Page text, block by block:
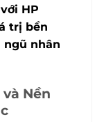
HP
trị bền
ngũ nhân
và Nền